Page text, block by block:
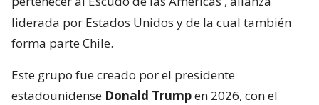
liderada por Estados Unidos y de la cual también
forma parte Chile.
Este grupo fue creado por el presidente
estadounidense Donald Trumpen 2026, con el